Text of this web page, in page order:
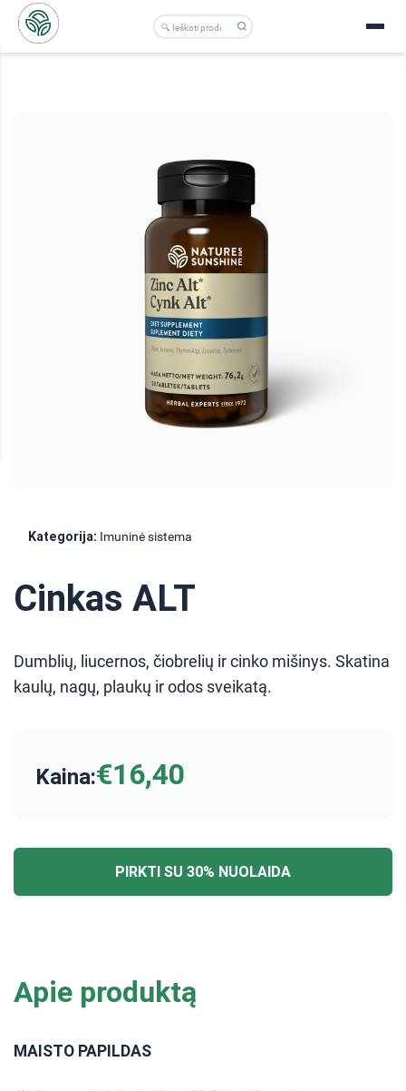
Kategorija: Imuninė sistema
Cinkas ALT
Dumblių, liucernos, čiobrelių ir cinko mišinys. Skatina
kaulų, nagų, plaukų ir odos sveikatą.
Kaina:€16,40
PIRKTI SU 30% NUOLAIDA
Apie produktą
MAISTO PAPILDAS